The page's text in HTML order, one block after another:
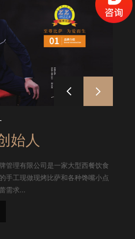
始人
管理有限公司是一家大型西餐饮食
手工现做现烤比萨和各种馋嘴小点
需求...